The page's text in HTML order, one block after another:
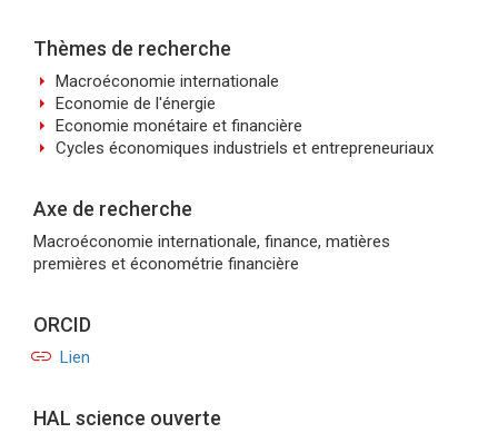
Thèmes de recherche
arrow_right Macroéconomie internationale
arrow_right Economie de l'énergie
arrow_right Economie monétaire et financière
arrow_right Cycles économiques industriels et entrepreneuriaux
Axe de recherche
Macroéconomie internationale, finance, matières
premières et économétrie financière
ORCID
link Lien
HAL science ouverte